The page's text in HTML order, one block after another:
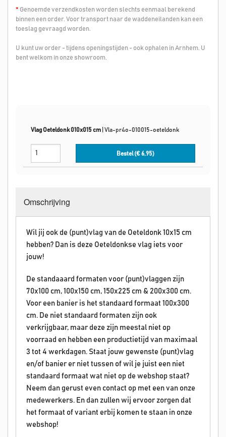
* Genoemde verzendkosten worden slechts eenmaal berekend
binnen een order. Voor transport naar de waddeneilanden kan een
toeslag gevraagd worden.
U kunt uw order - tijdens openingstijden - ook ophalen in Arnhem. U
bent welkom in onze showroom.
Vlag Oeteldonk 010x015 cm Vla-pr4o-010015-oeteldonk
Bestel (€6,95)
Omschrijving
Wil jij ook de (punt)vlag van de Oeteldonk 10x15 cm
hebben? Dan is deze Oeteldonkse vlag iets voor
jouw!
De standaaard formaten voor (punt)vlaggen zijn
70x100 cm, 100x150 cm, 150x225 cm & 200x300 cm.
Voor een banier is het standaard formaat 100x300
cm. De niet standaard formaten zijn ook
verkrijgbaar, maar deze zijn meestal niet op
voorraad en hebben een productietijd van maximaal
3 tot 4 werkdagen. Staat jouw gewenste (punt)vlag
en/of banier er niet tussen of wil je juist een niet
standaard formaat wat niet op de webshop staat?
Neem dan gerust even contact op met een van onze
medewerkers. En dan zullen wij ervoor zorgen dat
het formaat of variant erbij komen te staan in onze
webshop!